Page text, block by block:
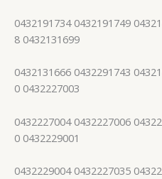
0432191734 0432191749
8 0432131699
0432131666 0432291743
0 0432227003
0432227004 0432227006
0 0432229001
0432229004 0432227035